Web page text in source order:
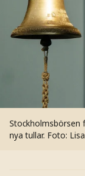
Stockholmsbörsen
nya tullar. Foto: